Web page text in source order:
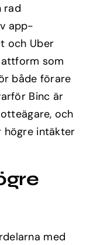
rad
app-
och Uber
som
både förare
Binc är
och
högre intäkter
med